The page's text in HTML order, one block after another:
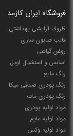
فروشگاه ایران کازمد
ظروف آرایشی بهداشتی
قالب صابون سازی
روغن گیاهی
اسانس و اسنشیال اویل
رنگ مایع
رنگ پودری صدفی میکا
رنگ پودری مات
مواد اولیه پودری
مواد اولیه مایع
مواد اولیه وکس